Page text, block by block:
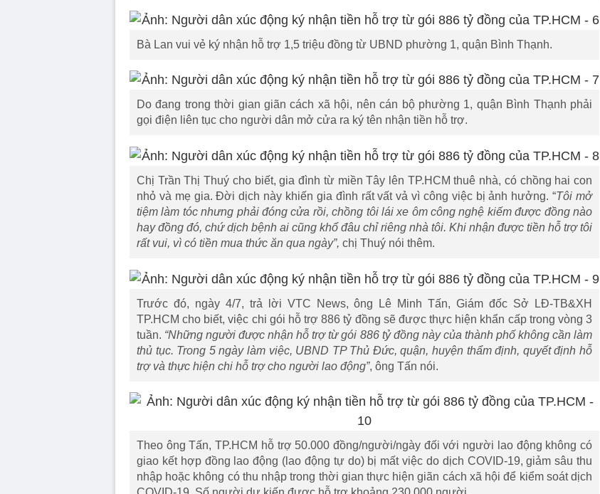
Bà Lan vui vẻ ký nhận hỗ trợ 1,5 triệu đồng từ UBND phường 1, quận Bình Thạnh.
Do đang trong thời gian giãn cách xã hội, nên cán bộ phường 1, quận Bình Thạnh phải
gọi điện liên tục cho người dân mở cửa ra ký tên nhận tiền hỗ trợ.
Chị Trần Thị Thuý cho biết, gia đình từ miền Tây lên TP.HCM thuê nhà, có chồng hai con
nhỏ và mẹ gia. Đời dịch này khiến gia đình rất vất vả vì công việc bị ảnh hưởng. “Tôi mở
tiệm làm tóc nhưng phải đóng cửa rồi, chồng tôi lái xe ôm công nghệ kiếm được đồng nào
hay đồng đó, chứ dịch bệnh ai cũng khổ đâu chỉ riêng nhà tôi. Khi nhận được tiền hỗ trợ tôi
rất vui, vì có tiền mua thức ăn qua ngày”, chị Thuý nói thêm.
Trước đó, ngày 4/7, trả lời VTC News, ông Lê Minh Tấn, Giám đốc Sở LĐ-TB&XH
TP.HCM cho biết, việc chi gói hỗ trợ 886 tỷ đồng sẽ được thực hiện khẩn cấp trong vòng 3
tuần. “Những người được nhận hỗ trợ từ gói 886 tỷ đồng này của thành phố không cần làm
thủ tục. Trong 5 ngày làm việc, UBND TP Thủ Đức, quận, huyện thẩm định, quyết định hỗ
trợ và thực hiện chi hỗ trợ cho người lao động”, ông Tấn nói.
Theo ông Tấn, TP.HCM hỗ trợ 50.000 đồng/người/ngày đối với người lao động không có
giao kết hợp đồng lao động (lao động tự do) bị mất việc do dịch COVID-19, giảm sâu thu
nhập hoặc không có thu nhập trong thời gian thực hiện giãn cách xã hội để kiểm soát dịch